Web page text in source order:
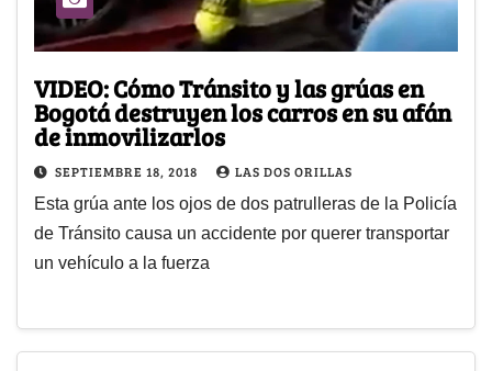
VIDEO: Cómo Tránsito y las grúas en
Bogotá destruyen los carros en su afán
de inmovilizarlos
SEPTIEMBRE 18, 2018 LAS DOS ORILLAS
Esta grúa ante los ojos de dos patrulleras de la Policía
de Tránsito causa un accidente por querer transportar
un vehículo a la fuerza